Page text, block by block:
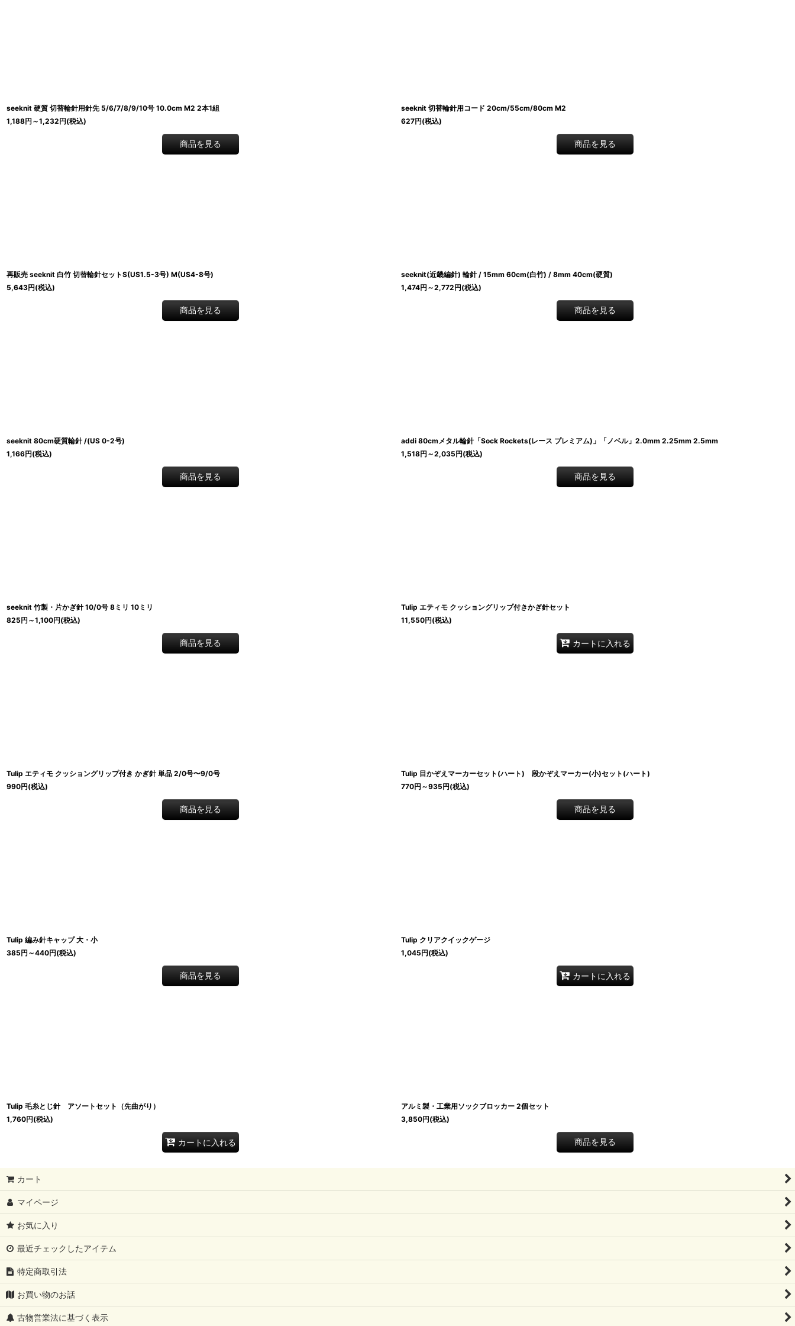
seeknit 硬質 切替輪針用針先 5/6/7/8/9/10号 10.0cm M2 2本1組
1,188円 ～1,232円(税込)
商品を見る
seeknit 切替輪針用コード 20cm/55cm/80cm M2
627円(税込)
商品を見る
再販売 seeknit 白竹 切替輪針セットS(US1.5-3号) M(US4-8号)
5,643円(税込)
商品を見る
seeknit(近畿編針) 輪針 / 15mm 60cm(白竹) / 8mm 40cm(硬質)
1,474円 ～2,772円(税込)
商品を見る
seeknit 80cm硬質輪針 /(US 0-2号)
1,166円(税込)
商品を見る
addi 80cmメタル輪針「Sock Rockets(レース プレミアム)」「ノベル」2.0mm 2.25mm 2.5mm
1,518円 ～2,035円(税込)
商品を見る
seeknit 竹製・片かぎ針 10/0号 8ミリ 10ミリ
825円 ～1,100円(税込)
商品を見る
Tulip エティモ クッショングリップ付きかぎ針セット
11,550円(税込)
カートに入れる
Tulip エティモ クッショングリップ付き かぎ針 単品 2/0号〜9/0号
990円(税込)
商品を見る
Tulip 目かぞえマーカーセット(ハート) 段かぞえマーカー(小)セット(ハート)
770円 ～935円(税込)
商品を見る
Tulip 編み針キャップ 大・小
385円 ～440円(税込)
商品を見る
Tulip クリアクイックゲージ
1,045円(税込)
カートに入れる
Tulip 毛糸とじ針 アソートセット（先曲がり）
1,760円(税込)
カートに入れる
アルミ製・工業用ソックブロッカー 2個セット
3,850円(税込)
商品を見る
カート
マイページ
お気に入り
最近チェックしたアイテム
特定商取引法
お買い物のお話
古物営業法に基づく表示